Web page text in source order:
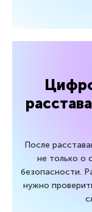
После
не только о
безопасности.
нужно